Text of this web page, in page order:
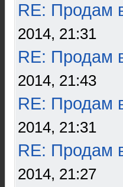
RE: Продам
2014, 21:31
RE: Продам
2014, 21:43
RE: Продам
2014, 21:31
RE: Продам
2014, 21:27